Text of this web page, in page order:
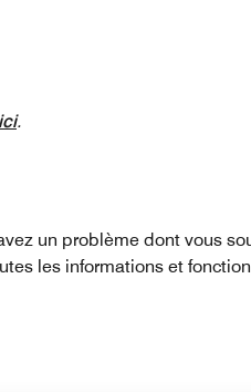
.
un problème dont vous
les informations et